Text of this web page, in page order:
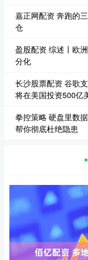
嘉正网配资 奔跑的
仓
盈股配资 综述丨欧
分化
长沙股票配资 谷歌
将在美国投资500亿
拳控策略 硬盘里数
帮你彻底杜绝隐患